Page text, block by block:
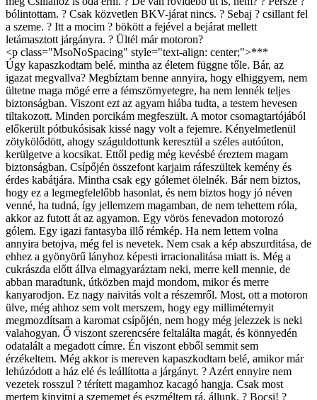
<p class="MsoNoSpacing" style="text-align: center;">***
Úgy kapaszkodtam belé, mintha az életem függne tőle. Bár, az
igazat megvallva? Megbíztam benne annyira, hogy elhiggyem, nem
ültetne maga mögé erre a fémszörnyetegre, ha nem lennék teljes
biztonságban. Viszont ezt az agyam hiába tudta, a testem hevesen
tiltakozott. Minden porcikám megfeszült. A motor csomagtartójából
előkerült pótbukósisak kissé nagy volt a fejemre. Kényelmetlenül
zötykölődött, ahogy száguldottunk keresztül a széles autóúton,
kerülgetve a kocsikat. Ettől pedig még kevésbé éreztem magam
biztonságban. Csípőjén összefont karjaim ráfeszültek kemény és
érdes kabátjára. Mintha csak egy gólemet ölelnék. Bár nem biztos,
hogy ez a legmegfelelőbb hasonlat, és nem biztos hogy jó néven
venné, ha tudná, így jellemzem magamban, de nem tehettem róla,
akkor az futott át az agyamon. Egy vörös fenevadon motorozó
gólem. Egy igazi fantasyba illő rémkép. Ha nem lettem volna
annyira betojva, még fel is nevetek. Nem csak a kép abszurditása, de
ehhez a gyönyörű lányhoz képesti irracionalitása miatt is. Még a
cukrászda előtt állva elmagyaráztam neki, merre kell mennie, de
abban maradtunk, útközben majd mondom, mikor és merre
kanyarodjon. Ez nagy naivitás volt a részemről. Most, ott a motoron
ülve, még ahhoz sem volt merszem, hogy egy milliméternyit
megmozdítsam a karomat csípőjén, nem hogy még jelezzek is neki
valahogyan. Ő viszont szerencsére feltalálta magát, és könnyedén
odatalált a megadott címre. Én viszont ebből semmit sem
érzékeltem. Még akkor is mereven kapaszkodtam belé, amikor már
lehúzódott a ház elé és leállította a járgányt. ? Azért ennyire nem
vezetek rosszul ? térített magamhoz kacagó hangja. Csak most
mertem kinyitni a szememet és eszméltem rá, állunk. ? Bocsi! ?